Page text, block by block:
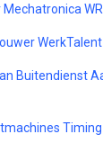
Mechatronica
Buitendienst